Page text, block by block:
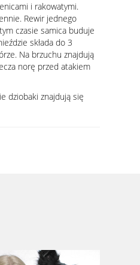
i rakowatymi.
Rewir jednego
czasie samica buduje
składa do 3
Na brzuchu znajdują
norę przed atakiem
dziobaki znajdują się